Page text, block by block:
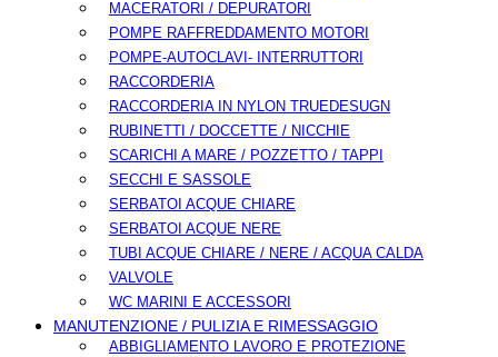
MACERATORI / DEPURATORI
POMPE RAFFREDDAMENTO MOTORI
POMPE-AUTOCLAVI- INTERRUTTORI
RACCORDERIA
RACCORDERIA IN NYLON TRUEDESUGN
RUBINETTI / DOCCETTE / NICCHIE
SCARICHI A MARE / POZZETTO / TAPPI
SECCHI E SASSOLE
SERBATOI ACQUE CHIARE
SERBATOI ACQUE NERE
TUBI ACQUE CHIARE / NERE / ACQUA CALDA
VALVOLE
WC MARINI E ACCESSORI
MANUTENZIONE / PULIZIA E RIMESSAGGIO
ABBIGLIAMENTO LAVORO E PROTEZIONE